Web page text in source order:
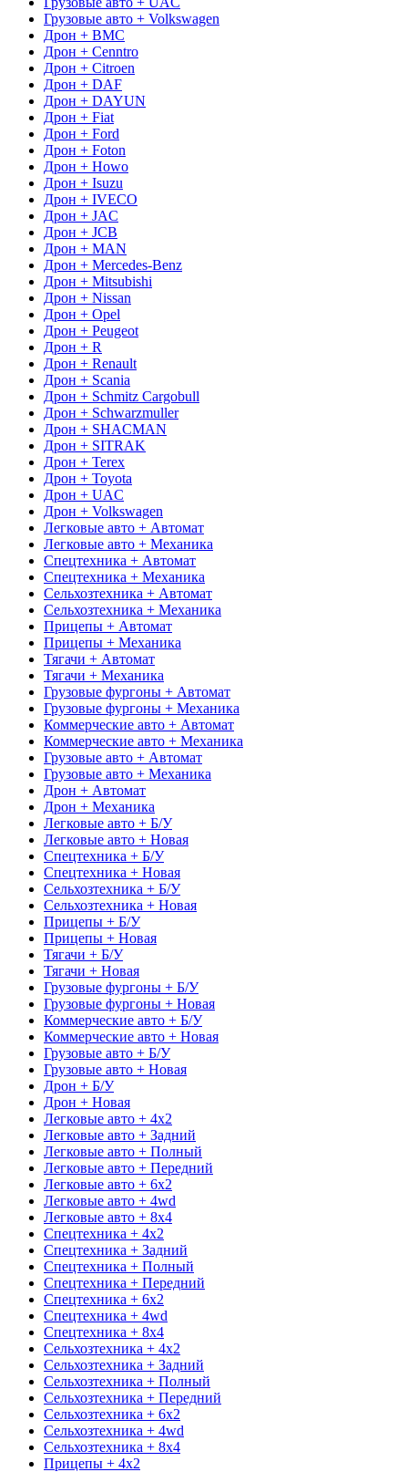
Грузовые авто + Volkswagen
Дрон + BMC
Дрон + Cenntro
Дрон + Citroen
Дрон + DAF
Дрон + DAYUN
Дрон + Fiat
Дрон + Ford
Дрон + Foton
Дрон + Howo
Дрон + Isuzu
Дрон + IVECO
Дрон + JAC
Дрон + JCB
Дрон + MAN
Дрон + Mercedes-Benz
Дрон + Mitsubishi
Дрон + Nissan
Дрон + Opel
Дрон + Peugeot
Дрон + R
Дрон + Renault
Дрон + Scania
Дрон + Schmitz Cargobull
Дрон + Schwarzmuller
Дрон + SHACMAN
Дрон + SITRAK
Дрон + Terex
Дрон + Toyota
Дрон + UAC
Дрон + Volkswagen
Легковые авто + Автомат
Легковые авто + Механика
Спецтехника + Автомат
Спецтехника + Механика
Сельхозтехника + Автомат
Сельхозтехника + Механика
Прицепы + Автомат
Прицепы + Механика
Тягачи + Автомат
Тягачи + Механика
Грузовые фургоны + Автомат
Грузовые фургоны + Механика
Коммерческие авто + Автомат
Коммерческие авто + Механика
Грузовые авто + Автомат
Грузовые авто + Механика
Дрон + Автомат
Дрон + Механика
Легковые авто + Б/У
Легковые авто + Новая
Спецтехника + Б/У
Спецтехника + Новая
Сельхозтехника + Б/У
Сельхозтехника + Новая
Прицепы + Б/У
Прицепы + Новая
Тягачи + Б/У
Тягачи + Новая
Грузовые фургоны + Б/У
Грузовые фургоны + Новая
Коммерческие авто + Б/У
Коммерческие авто + Новая
Грузовые авто + Б/У
Грузовые авто + Новая
Дрон + Б/У
Дрон + Новая
Легковые авто + 4x2
Легковые авто + Задний
Легковые авто + Полный
Легковые авто + Передний
Легковые авто + 6x2
Легковые авто + 4wd
Легковые авто + 8x4
Спецтехника + 4x2
Спецтехника + Задний
Спецтехника + Полный
Спецтехника + Передний
Спецтехника + 6x2
Спецтехника + 4wd
Спецтехника + 8x4
Сельхозтехника + 4x2
Сельхозтехника + Задний
Сельхозтехника + Полный
Сельхозтехника + Передний
Сельхозтехника + 6x2
Сельхозтехника + 4wd
Сельхозтехника + 8x4
Прицепы + 4x2